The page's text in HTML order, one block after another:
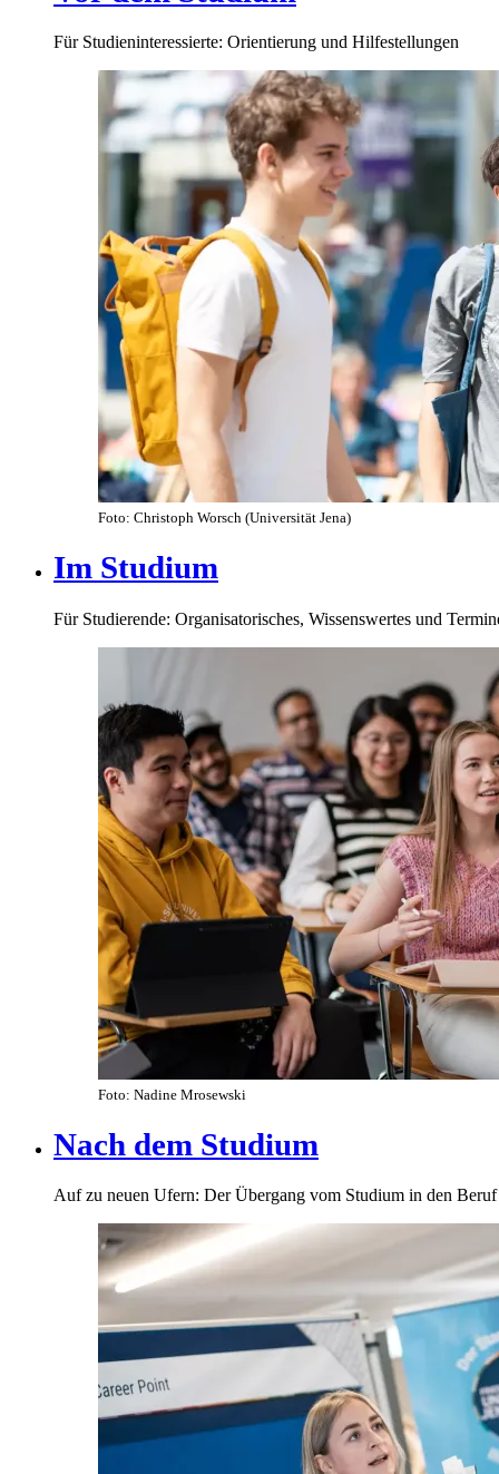
Für Studieninteressierte: Orientierung und Hilfestellungen
Foto: Christoph Worsch (Universität Jena)
Im Studium
Für Studierende: Organisatorisches, Wissenswertes und
Foto: Nadine Mrosewski
Nach dem Studium
Auf zu neuen Ufern: Der Übergang vom Studium in den Beruf